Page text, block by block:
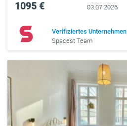
1095 € 03.07.2026
Verifiziertes Unternehmen
Spacest Team